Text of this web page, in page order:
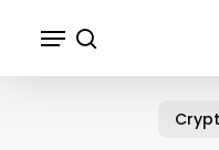
search
Menu